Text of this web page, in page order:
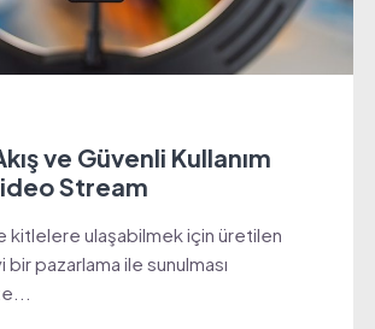
ve Güvenli Kullanım
Stream
kitlelere ulaşabilmek için üretilen
bir pazarlama ile sunulması